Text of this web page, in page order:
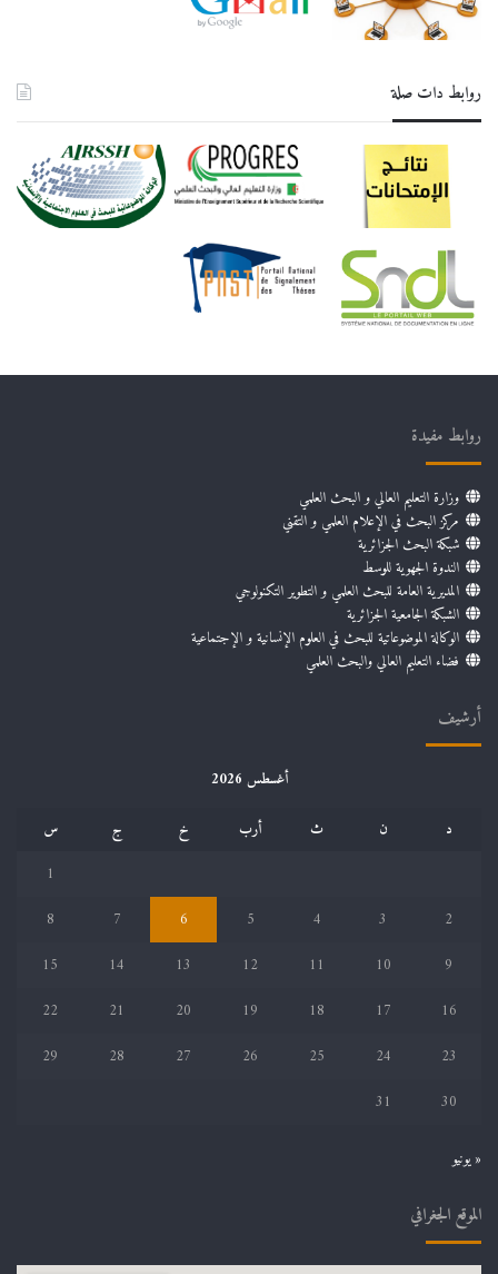
روابط دات صلة
روابط مفيدة
وزارة التعليم العالي و البحث العلمي
مركز البحث في الإعلام العلمي و التقني
شبكة البحث الجزائرية
الندوة الجهوية للوسط
المديرية العامة للبحث العلمي و التطوير التكنولوجي
الشبكة الجامعية الجزائرية
الوكالة الموضوعاتية للبحث في العلوم الإنسانية و الإجتماعية
فضاء التعليم العالي والبحث العلمي
أرشيف
أغسطس 2026
د
ن ث أرب خ ج
س
1
2
3
4
5
6
7
8
9
10
11
12
13
14
15
16
17
18
19
20
21
22
23
24
25
26
27
28
29
30
31
« يونيو
الموقع الجغرافي